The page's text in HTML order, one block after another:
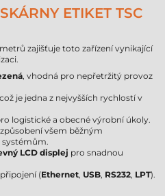
ETIKET TSC
zajišťuje toto zařízení vynikající
, vhodná pro nepřetržitý provoz
je jedna z nejvyšších rychlostí v
logistické a obecné výrobní úkoly.
všem běžným
LCD displej pro snadnou
(Ethernet, USB, RS232, LPT).